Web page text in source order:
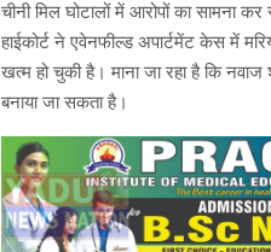
चीनी मिल घोटालों में आरोपों का सामना
हाईकोर्ट ने एवेनफील्ड अपार्टमेंट केस में
खत्म हो चुकी है। माना जा रहा है कि
बनाया जा सकता है।